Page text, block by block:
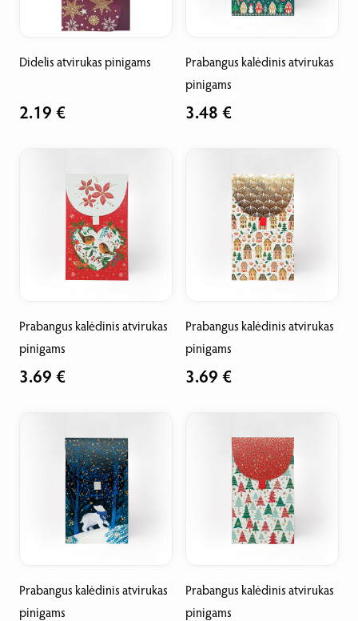
Didelis atvirukas pinigams
2.19 €
Prabangus kalėdinis atvirukas
pinigams
3.48 €
Prabangus kalėdinis atvirukas
pinigams
3.69 €
Prabangus kalėdinis atvirukas
pinigams
3.69 €
Prabangus kalėdinis atvirukas
pinigams
Prabangus kalėdinis atvirukas
pinigams